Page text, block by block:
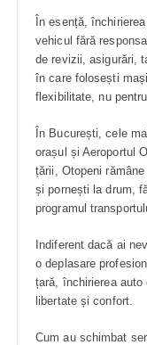
În esență,
vehicul fără
de revizii, asigurări,
în care folosești
flexibilitate, nu
În București, cele
orașul și Aeroportul
țării, Otopeni
și pornești la drum,
programul
Indiferent dacă ai
o deplasare
țară, închirierea auto
libertate și confort.
Cum au schimbat